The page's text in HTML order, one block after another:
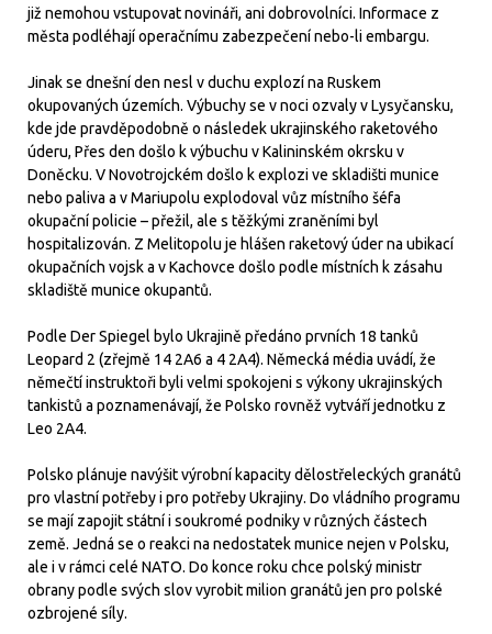
již nemohou vstupovat novináři, ani dobrovolníci. Informace z
města podléhají operačnímu zabezpečení nebo-li embargu.
Jinak se dnešní den nesl v duchu explozí na Ruskem
okupovaných územích. Výbuchy se v noci ozvaly v Lysyčansku,
kde jde pravděpodobně o následek ukrajinského raketového
úderu, Přes den došlo k výbuchu v Kalininském okrsku v
Doněcku. V Novotrojckém došlo k explozi ve skladišti munice
nebo paliva a v Mariupolu explodoval vůz místního šéfa
okupační policie – přežil, ale s těžkými zraněními byl
hospitalizován. Z Melitopolu je hlášen raketový úder na ubikací
okupačních vojsk a v Kachovce došlo podle místních k zásahu
skladiště munice okupantů.
Podle Der Spiegel bylo Ukrajině předáno prvních 18 tanků
Leopard 2 (zřejmě 14 2A6 a 4 2A4). Německá média uvádí, že
němečtí instruktoři byli velmi spokojeni s výkony ukrajinských
tankistů a poznamenávají, že Polsko rovněž vytváří jednotku z
Leo 2A4.
Polsko plánuje navýšit výrobní kapacity dělostřeleckých granátů
pro vlastní potřeby i pro potřeby Ukrajiny. Do vládního programu
se mají zapojit státní i soukromé podniky v různých částech
země. Jedná se o reakci na nedostatek munice nejen v Polsku,
ale i v rámci celé NATO. Do konce roku chce polský ministr
obrany podle svých slov vyrobit milion granátů jen pro polské
ozbrojené síly.